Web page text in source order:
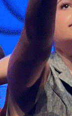
Menu
<
>
Galeries photo
Vidéos
Ajoutez un logo, un
Cliquez pour éditer